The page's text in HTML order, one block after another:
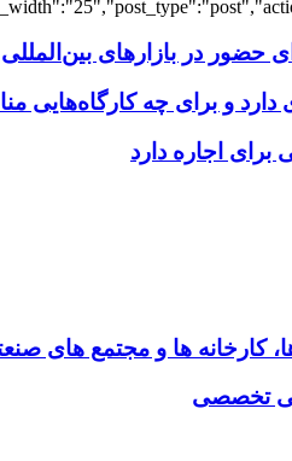
در بازارهای بین‌المللی
دارد و برای چه کارگاه‌هایی
برای اجاره دارد
کارخانه‌ ها و مجتمع‌ های
تخصصی